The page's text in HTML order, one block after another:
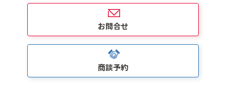
お問合せ
商談予約